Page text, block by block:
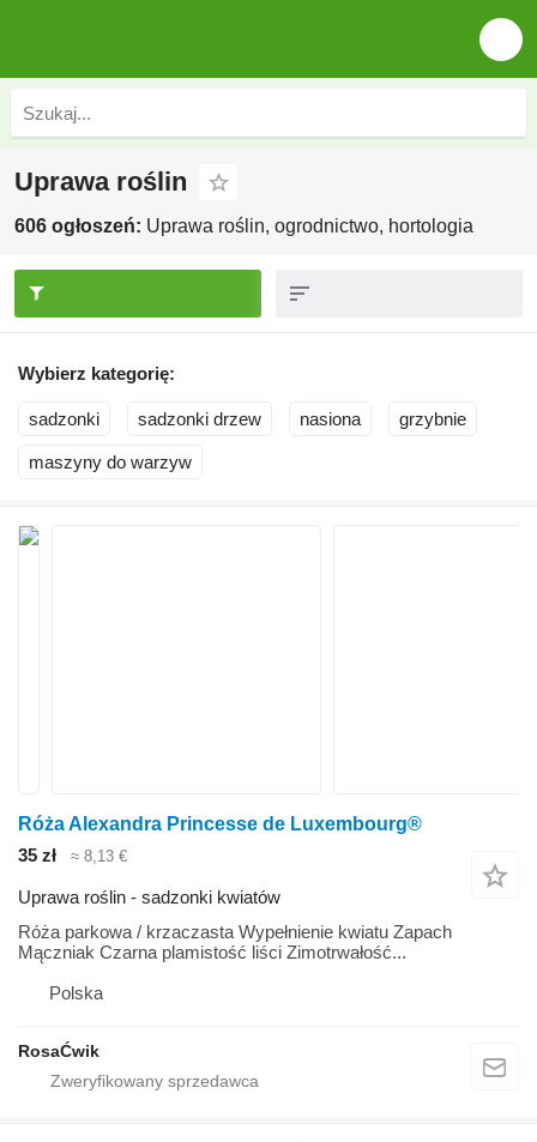
Uprawa roślin
606 ogłoszeń: Uprawa roślin, ogrodnictwo, hortologia
Wybierz kategorię:
sadzonki sadzonki drzew nasiona grzybnie
maszyny do warzyw
Róża Alexandra Princesse de Luxembourg®
35 zł
≈ 8,13 €
Uprawa roślin - sadzonki kwiatów
Róża parkowa / krzaczasta Wypełnienie kwiatu Zapach
Mączniak Czarna plamistość liści Zimotrwałość...
Polska
RosaĆwik